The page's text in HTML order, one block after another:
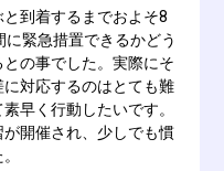
到着するまでおよそ8
緊急措置できるかどう
の事でした。実際にそ
対応するのはとても難
早く行動したいです。
開催され、少しでも慣